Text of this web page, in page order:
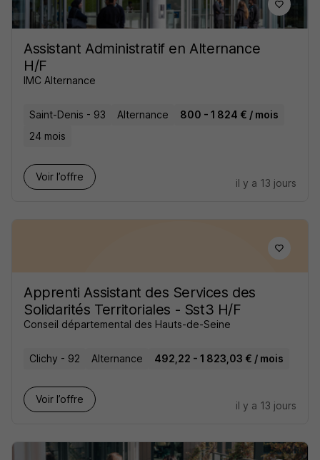
Assistant Administratif en Alternance
H/F
IMC Alternance
Saint-Denis - 93 Alternance
800 - 1 824 € / mois
24 mois
Voir l’offre
il y a 13 jours
Apprenti Assistant des Services des
Solidarités Territoriales - Sst3 H/F
Conseil départemental des Hauts-de-Seine
Clichy - 92 Alternance 492,22 - 1 823,03 € / mois
Voir l’offre
il y a 13 jours